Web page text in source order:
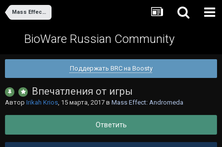
Mass Effect: Andromeda
BioWare Russian Community
Поддержать BRC на Boosty
Впечатления от игры
Автор Irikah Krios, 15 марта, 2017 в Mass Effect: Andromeda
Ответить